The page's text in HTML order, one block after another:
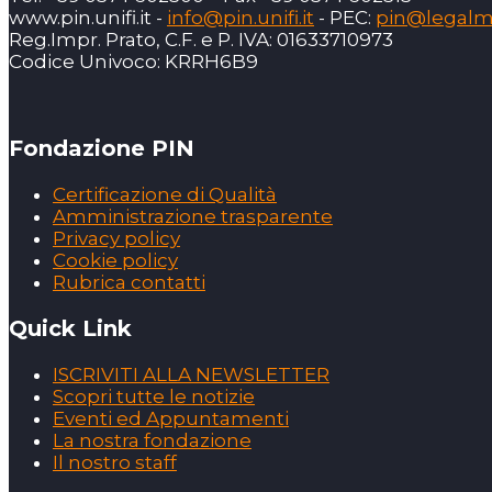
www.pin.unifi.it - info@pin.unifi.it - PEC:
Reg.Impr. Prato, C.F. e P. IVA: 01633710973
Codice Univoco: KRRH6B9
Fondazione PIN
Certificazione di Qualità
Amministrazione trasparente
Privacy policy
Cookie policy
Rubrica contatti
Quick Link
ISCRIVITI ALLA NEWSLETTER
Scopri tutte le notizie
Eventi ed Appuntamenti
La nostra fondazione
Il nostro staff